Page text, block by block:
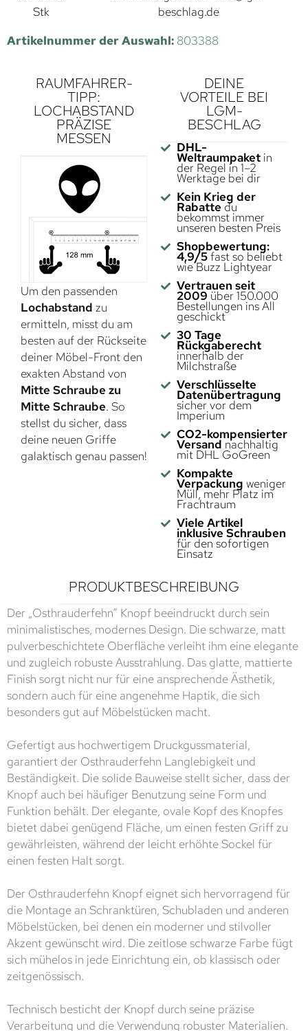
Stk
beschlag.de
Artikelnummer der Auswahl: 803388
RAUMFAHRER-
TIPP:
LOCHABSTAND
PRÄZISE
MESSEN
Um den passenden
Lochabstand zu
ermitteln, misst du am
besten auf der Rückseite
deiner Möbel-Front den
exakten Abstand von
Mitte Schraube zu
Mitte Schraube. So
stellst du sicher, dass
deine neuen Griffe
galaktisch genau passen!
DEINE
VORTEILE BEI
LGM-
BESCHLAG
DHL-
Weltraumpaketin
der Regel in 1–2
Werktage bei dir
Kein Krieg der
Rabattedu
bekommst immer
unseren besten Preis
Shopbewertung:
4,9/5fast so beliebt
wie Buzz Lightyear
Vertrauen seit
2009über 150.000
Bestellungen ins All
geschickt
30 Tage
Rückgaberecht
innerhalb der
Milchstraße
Verschlüsselte
Datenübertragung
sicher vor dem
Imperium
CO2-kompensierter
Versand nachhaltig
mit DHL GoGreen
Kompakte
Verpackung weniger
Müll, mehr Platz im
Frachtraum
Viele Artikel
inklusive Schrauben
für den sofortigen
Einsatz
PRODUKTBESCHREIBUNG
Der „Osthrauderfehn“ Knopf beeindruckt durch sein
minimalistisches, modernes Design. Die schwarze, matt
pulverbeschichtete Oberfläche verleiht ihm eine elegante
und zugleich robuste Ausstrahlung. Das glatte, mattierte
Finish sorgt nicht nur für eine ansprechende Ästhetik,
sondern auch für eine angenehme Haptik, die sich
besonders gut auf Möbelstücken macht.
Gefertigt aus hochwertigem Druckgussmaterial,
garantiert der Osthrauderfehn Langlebigkeit und
Beständigkeit. Die solide Bauweise stellt sicher, dass der
Knopf auch bei häufiger Benutzung seine Form und
Funktion behält. Der elegante, ovale Kopf des Knopfes
bietet dabei genügend Fläche, um einen festen Griff zu
gewährleisten, während der leicht erhöhte Sockel für
einen festen Halt sorgt.
Der Osthrauderfehn Knopf eignet sich hervorragend für
die Montage an Schranktüren, Schubladen und anderen
Möbelstücken, bei denen ein moderner und stilvoller
Akzent gewünscht wird. Die zeitlose schwarze Farbe fügt
sich mühelos in jede Einrichtung ein, ob klassisch oder
zeitgenössisch.
Technisch besticht der Knopf durch seine präzise
Verarbeitung und die Verwendung robuster Materialien.